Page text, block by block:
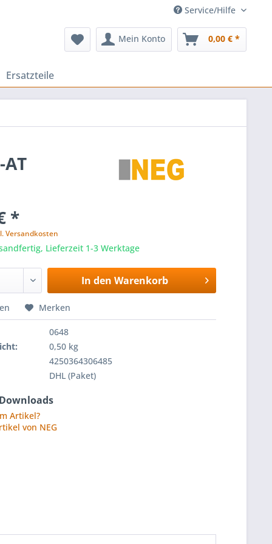
Service/Hilfe
Mein Konto 0,00 € *
Ersatzteile
*
Versandkosten
Lieferzeit 1-3 Werktage
In den Warenkorb
Merken
0648
0,50 kg
4250364306485
DHL (Paket)
Artikel?
von NEG